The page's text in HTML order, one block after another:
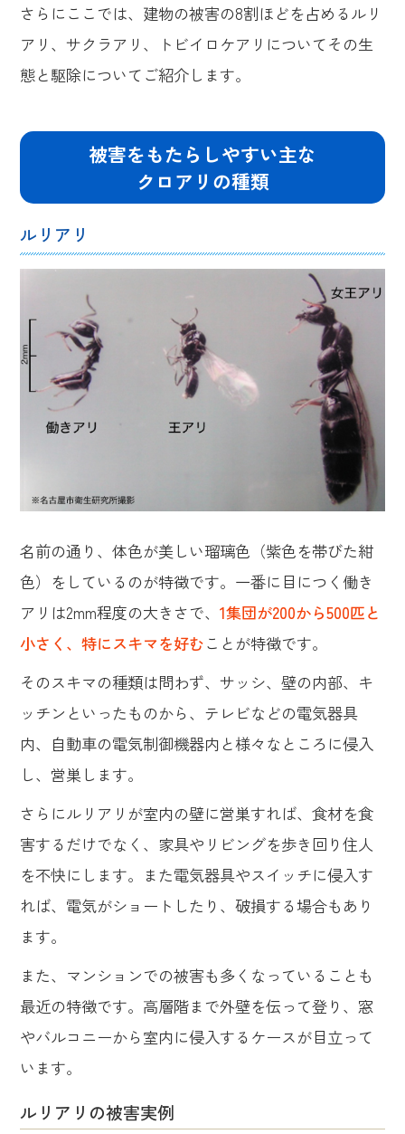
さらにここでは、建物の被害の8割ほどを占めるルリ
アリ、サクラアリ、トビイロケアリについてその生
態と駆除についてご紹介します。
被害をもたらしやすい主な
クロアリの種類
ルリアリ
名前の通り、体色が美しい瑠璃色（紫色を帯びた紺
色）をしているのが特徴です。一番に目につく働き
アリは2mm程度の大きさで、1集団が200から500匹と
小さく、特にスキマを好むことが特徴です。
そのスキマの種類は問わず、サッシ、壁の内部、キ
ッチンといったものから、テレビなどの電気器具
内、自動車の電気制御機器内と様々なところに侵入
し、営巣します。
さらにルリアリが室内の壁に営巣すれば、食材を食
害するだけでなく、家具やリビングを歩き回り住人
を不快にします。また電気器具やスイッチに侵入す
れば、電気がショートしたり、破損する場合もあり
ます。
また、マンションでの被害も多くなっていることも
最近の特徴です。高層階まで外壁を伝って登り、窓
やバルコニーから室内に侵入するケースが目立って
います。
ルリアリの被害実例